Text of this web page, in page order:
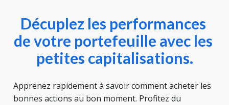
Décuplez les performances
de votre portefeuille avec les
petites capitalisations.
Apprenez rapidement à savoir comment acheter les
bonnes actions au bon moment. Profitez du